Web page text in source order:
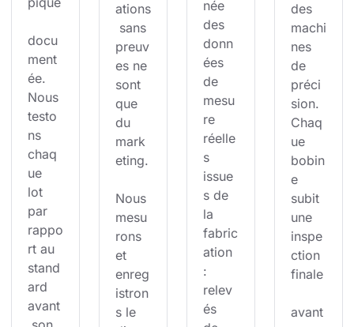
docu
ment
ée.
Nous
testo
ns
chaq
ue
lot
par
rappo
rt au
stand
ard
avant
ations
sans
preuv
es ne
sont
que
du
mark
eting.
Nous
mesu
rons
et
enreg
istron
s le
née
des
donn
ées
de
mesu
re
réelle
s
issue
s de
la
fabric
ation
:
relev
és
des
machi
nes
de
préci
sion.
Chaq
ue
bobin
e
subit
une
inspe
ction
finale
avant